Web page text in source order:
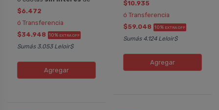
$6.472
ó Transferencia
$34.948 10% EXTRA OFF
Sumás 3.053 Leloir$
Agregar
$10.935
ó Transferencia
$59.048 10% EXTRA OFF
Sumás 4.124 Leloir$
Agregar